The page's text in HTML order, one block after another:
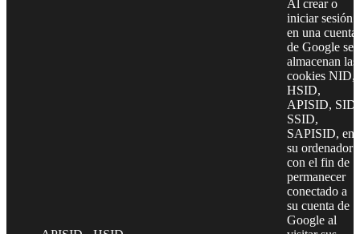
Al crear o
iniciar sesión
en una cuenta
de Google se
almacenan las
cookies NID,
HSID,
APISID, SID,
SSID,
SAPISID, en
su ordenador
con el fin de
permanecer
conectado a
su cuenta de
Google al